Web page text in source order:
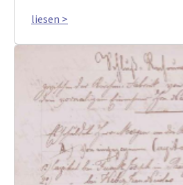
liesen >